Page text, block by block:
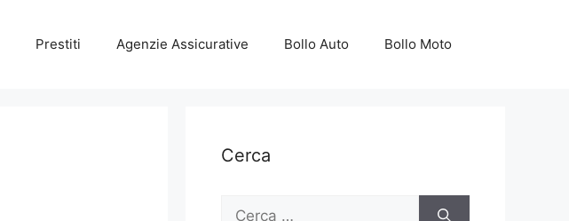
Prestiti Agenzie Assicurative Bollo Auto Bollo Moto
Cerca
Ricerca